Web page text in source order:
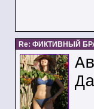
Re: ФИКТИВНЫЙ